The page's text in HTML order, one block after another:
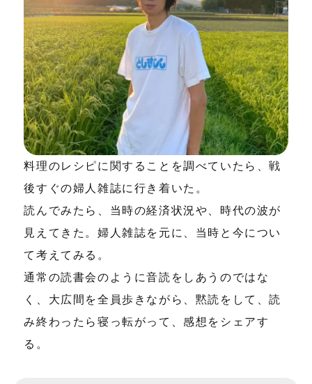
料理のレシピに関することを調べていたら、戦
後すぐの婦人雑誌に行き着いた。
読んでみたら、当時の経済状況や、時代の波が
見えてきた。婦人雑誌を元に、当時と今につい
て考えてみる。
通常の読書会のように音読をしあうのではな
く、大広間を全員歩きながら、黙読をして、読
み終わったら寝っ転がって、感想をシェアす
る。